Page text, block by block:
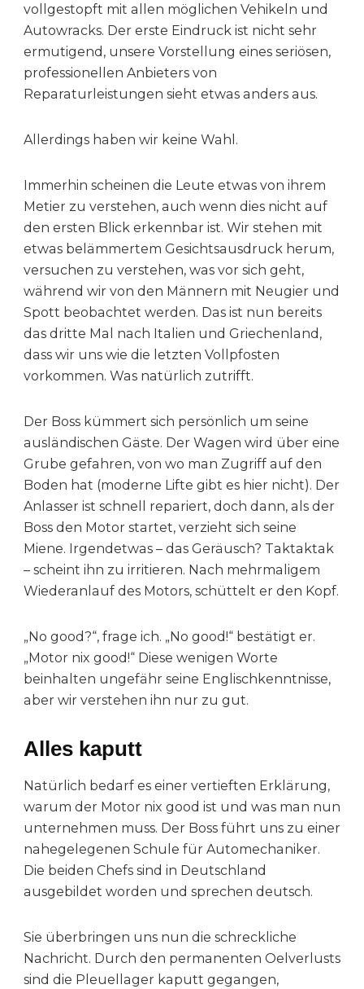
vollgestopft mit allen möglichen Vehikeln und
Autowracks. Der erste Eindruck ist nicht sehr
ermutigend, unsere Vorstellung eines seriösen,
professionellen Anbieters von
Reparaturleistungen sieht etwas anders aus.
Allerdings haben wir keine Wahl.
Immerhin scheinen die Leute etwas von ihrem
Metier zu verstehen, auch wenn dies nicht auf
den ersten Blick erkennbar ist. Wir stehen mit
etwas belämmertem Gesichtsausdruck herum,
versuchen zu verstehen, was vor sich geht,
während wir von den Männern mit Neugier und
Spott beobachtet werden. Das ist nun bereits
das dritte Mal nach Italien und Griechenland,
dass wir uns wie die letzten Vollpfosten
vorkommen. Was natürlich zutrifft.
Der Boss kümmert sich persönlich um seine
ausländischen Gäste. Der Wagen wird über eine
Grube gefahren, von wo man Zugriff auf den
Boden hat (moderne Lifte gibt es hier nicht). Der
Anlasser ist schnell repariert, doch dann, als der
Boss den Motor startet, verzieht sich seine
Miene. Irgendetwas – das Geräusch? Taktaktak
– scheint ihn zu irritieren. Nach mehrmaligem
Wiederanlauf des Motors, schüttelt er den Kopf.
„No good?“, frage ich. „No good!“ bestätigt er.
„Motor nix good!“ Diese wenigen Worte
beinhalten ungefähr seine Englischkenntnisse,
aber wir verstehen ihn nur zu gut.
Alles kaputt
Natürlich bedarf es einer vertieften Erklärung,
warum der Motor nix good ist und was man nun
unternehmen muss. Der Boss führt uns zu einer
nahegelegenen Schule für Automechaniker.
Die beiden Chefs sind in Deutschland
ausgebildet worden und sprechen deutsch.
Sie überbringen uns nun die schreckliche
Nachricht. Durch den permanenten Oelverlusts
sind die Pleuellager kaputt gegangen,